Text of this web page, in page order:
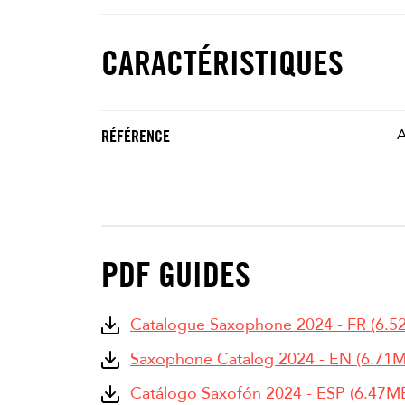
CARACTÉRISTIQUES
RÉFÉRENCE
PDF GUIDES
Catalogue Saxophone 2024 - FR
Saxophone Catalog 2024 - EN
Catálogo Saxofón 2024 - ESP